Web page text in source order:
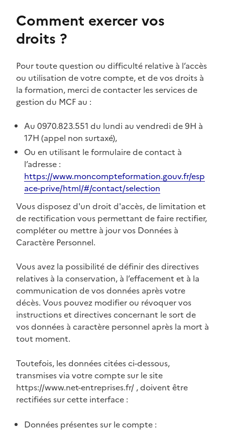
Comment exercer vos
droits ?
Pour toute question ou difficulté relative à l’accès
ou utilisation de votre compte, et de vos droits à
la formation, merci de contacter les services de
gestion du MCF au :
Au 0970.823.551 du lundi au vendredi de 9H à
17H (appel non surtaxé),
Ou en utilisant le formulaire de contact à
l’adresse :
https://www.moncompteformation.gouv.fr/esp
ace-prive/html/#/contact/selection
Vous disposez d'un droit d'accès, de limitation et
de rectification vous permettant de faire rectifier,
compléter ou mettre à jour vos Données à
Caractère Personnel.
Vous avez la possibilité de définir des directives
relatives à la conservation, à l’effacement et à la
communication de vos données après votre
décès. Vous pouvez modifier ou révoquer vos
instructions et directives concernant le sort de
vos données à caractère personnel après la mort à
tout moment.
Toutefois, les données citées ci-dessous,
transmises via votre compte sur le site
https://www.net-entreprises.fr/ , doivent être
rectifiées sur cette interface :
Données présentes sur le compte :